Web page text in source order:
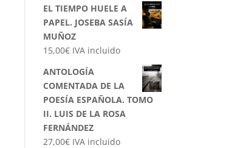
EL TIEMPO HUELE A
PAPEL. JOSEBA SASÍA
MUÑOZ
15,00€ IVA incluido
ANTOLOGÍA
COMENTADA DE LA
POESÍA ESPAÑOLA. TOMO
II. LUIS DE LA ROSA
FERNÁNDEZ
27,00€ IVA incluido